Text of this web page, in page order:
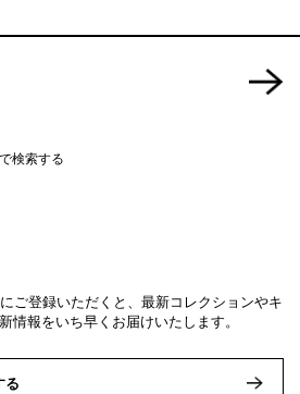
検索する
ご登録いただくと、最新コレクションやキ
情報をいち早くお届けいたします。
る